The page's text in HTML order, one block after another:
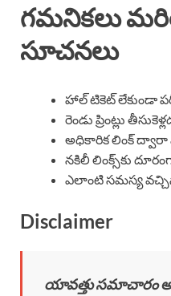
గమనికలు
సూచనలు
హాల్ టికెట్ లేకుండా
రెండు ప్రింట్లు
అధికారిక లింక్
నకిలీ లింక్స్‌కు
ఎలాంటి సమస్య
Disclaimer
యావత్తు సమాచారం